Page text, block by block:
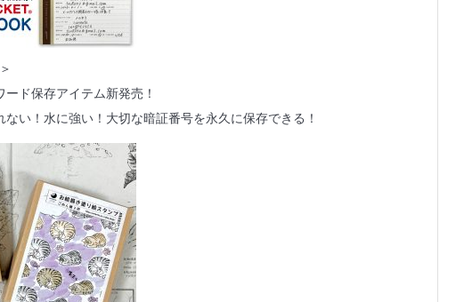
ド保存アイテム新発売！
ない！水に強い！大切な暗証番号を永久に保存できる！